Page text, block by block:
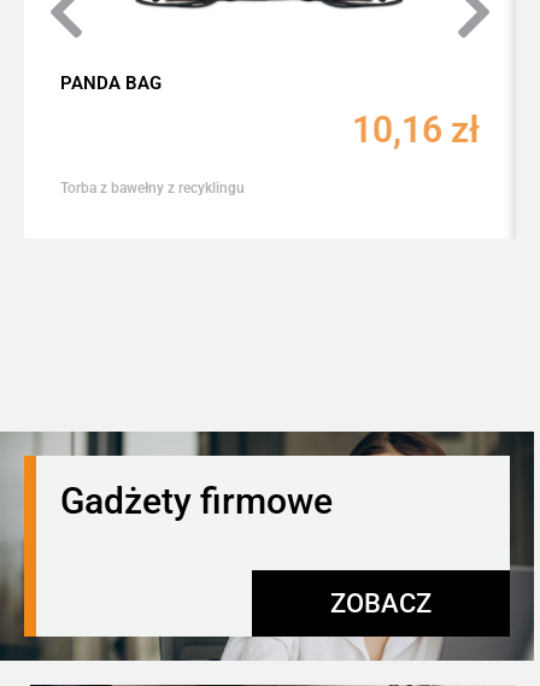
PANDA BAG
10,16 zł
Torba z bawełny z recyklingu
Gadżety firmowe
ZOBACZ